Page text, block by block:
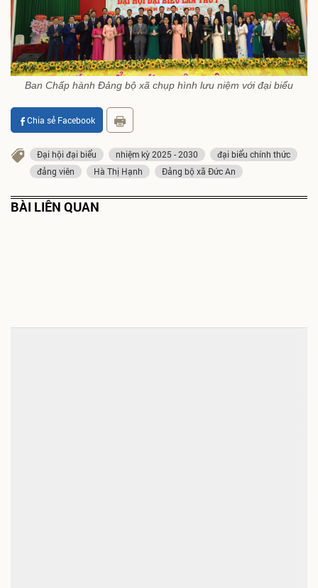
Ban Chấp hành Đảng bộ xã chụp hình lưu niệm với đại biểu
Chia sẻ Facebook
Đại hội đại biểu nhiệm kỳ 2025 - 2030
đại biểu chính thức
đảng viên
Hà Thị Hạnh Đảng bộ xã Đức An
BÀI LIÊN QUAN